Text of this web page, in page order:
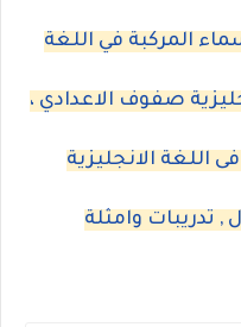
المركبة في اللغة
صفوف الاعدادي ،
اللغة الانجليزية
تدريبات وامثلة